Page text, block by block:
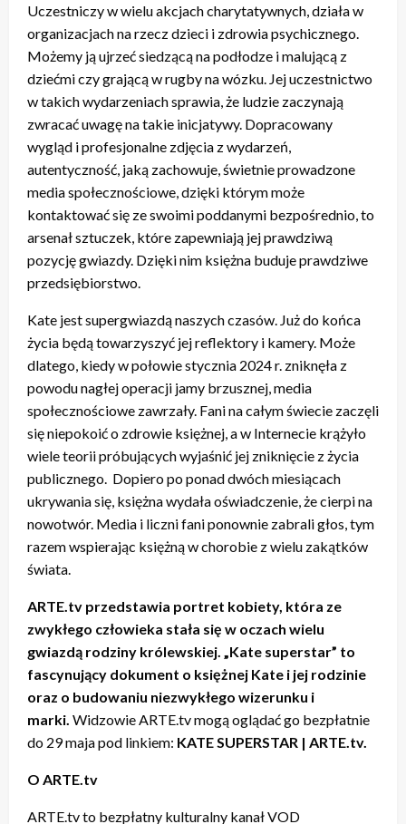
Uczestniczy w wielu akcjach charytatywnych, działa w
organizacjach na rzecz dzieci i zdrowia psychicznego.
Możemy ją ujrzeć siedzącą na podłodze i malującą z
dziećmi czy grającą w rugby na wózku. Jej uczestnictwo
w takich wydarzeniach sprawia, że ludzie zaczynają
zwracać uwagę na takie inicjatywy. Dopracowany
wygląd i profesjonalne zdjęcia z wydarzeń,
autentyczność, jaką zachowuje, świetnie prowadzone
media społecznościowe, dzięki którym może
kontaktować się ze swoimi poddanymi bezpośrednio, to
arsenał sztuczek, które zapewniają jej prawdziwą
pozycję gwiazdy. Dzięki nim księżna buduje prawdziwe
przedsiębiorstwo.
Kate jest supergwiazdą naszych czasów. Już do końca
życia będą towarzyszyć jej reflektory i kamery. Może
dlatego, kiedy w połowie stycznia 2024 r. zniknęła z
powodu nagłej operacji jamy brzusznej, media
społecznościowe zawrzały. Fani na całym świecie zaczęli
się niepokoić o zdrowie księżnej, a w Internecie krążyło
wiele teorii próbujących wyjaśnić jej zniknięcie z życia
publicznego. Dopiero po ponad dwóch miesiącach
ukrywania się, księżna wydała oświadczenie, że cierpi na
nowotwór. Media i liczni fani ponownie zabrali głos, tym
razem wspierając księżną w chorobie z wielu zakątków
świata.
ARTE.tv przedstawia portret kobiety, która ze
zwykłego człowieka stała się w oczach wielu
gwiazdą rodziny królewskiej. „Kate superstar” to
fascynujący dokument o księżnej Kate i jej rodzinie
oraz o budowaniu niezwykłego wizerunku i
marki. Widzowie ARTE.tv mogą oglądać go bezpłatnie
do 29 maja pod linkiem: KATE SUPERSTAR | ARTE.tv.
O ARTE.tv
ARTE.tv to bezpłatny kulturalny kanał VOD